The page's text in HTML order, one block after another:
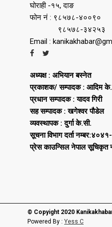
घोराही -१५, दाङ
फोन नं : ९८५७८-४००९०
९८५७८-३४२५३
Email :
अध्यक्ष : अभियान बस्नेत
प्रकाशक/ सम्पादक : आदिम
प्रधान सम्पादक : यादव गिरी
सह सम्पादक : खगेश्वर पौडेल
व्यवस्थापक : दुर्गा के.सी.
सूचना विभाग दर्ता
प्रेस काउन्सिल नेपाल सूचिकृत
© Copyight 2020
Powered By : Yess C